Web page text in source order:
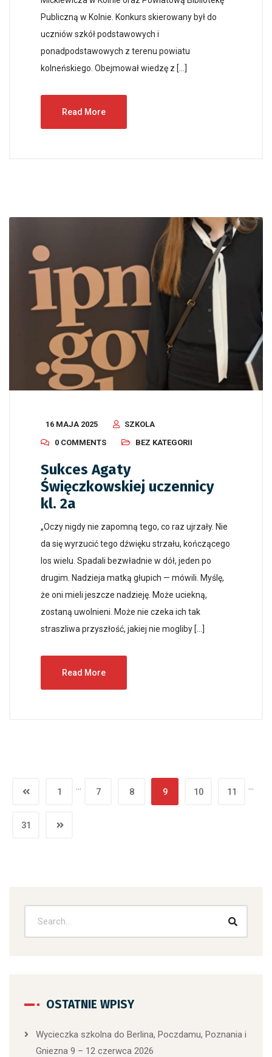
Publiczną w Kolnie. Konkurs skierowany był do
uczniów szkół podstawowych i
ponadpodstawowych z terenu powiatu
kolneńskiego. Obejmował wiedzę z […]
Read More
16 MAJA 2025
SZKOLA
0 COMMENTS
BEZ KATEGORII
Sukces Agaty
Święczkowskiej uczennicy
kl. 2a
„Oczy nigdy nie zapomną tego, co raz ujrzały. Nie
da się wyrzucić tego dźwięku strzału, kończącego
los wielu. Spadali bezwładnie w dół, jeden po
drugim. Nadzieja matką głupich — mówili. Myślę,
że oni mieli jeszcze nadzieję. Może uciekną,
zostaną uwolnieni. Może nie czeka ich tak
straszliwa przyszłość, jakiej nie mogliby […]
Read More
1 7 8 9 10 11
31
OSTATNIE WPISY
Wycieczka szkolna do Berlina, Poczdamu, Poznania i
Gniezna 9 – 12 czerwca 2026